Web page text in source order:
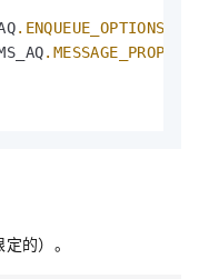
.ENQUEUE_OPTIONS_T
定的）。